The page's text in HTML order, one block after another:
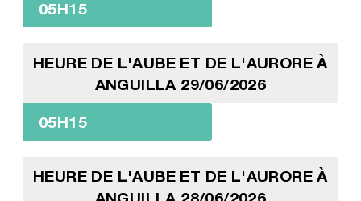
05H15
HEURE DE L'AUBE ET DE L'AURORE À
ANGUILLA 29/06/2026
05H15
HEURE DE L'AUBE ET DE L'AURORE À
ANGUILLA 28/06/2026